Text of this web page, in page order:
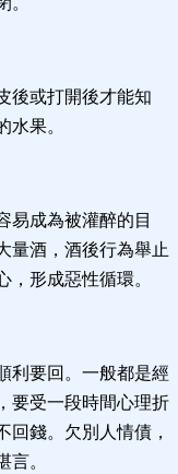
後或打開後才能知
水果。
易成為被灌醉的目
量酒，酒後行為舉止
，形成惡性循環。
利要回。一般都是經
要受一段時間心理折
回錢。欠別人情債，
言。